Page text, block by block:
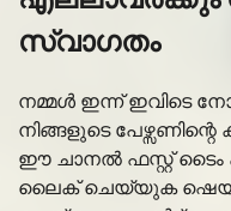
സ്വാഗതം
നമ്മൾ ഇന്ന് ഇവിടെ
നിങ്ങളുടെ
ഈ ചാനൽ ഫസ്റ്റ് ടൈം
ലൈക് ചെയ്യുക